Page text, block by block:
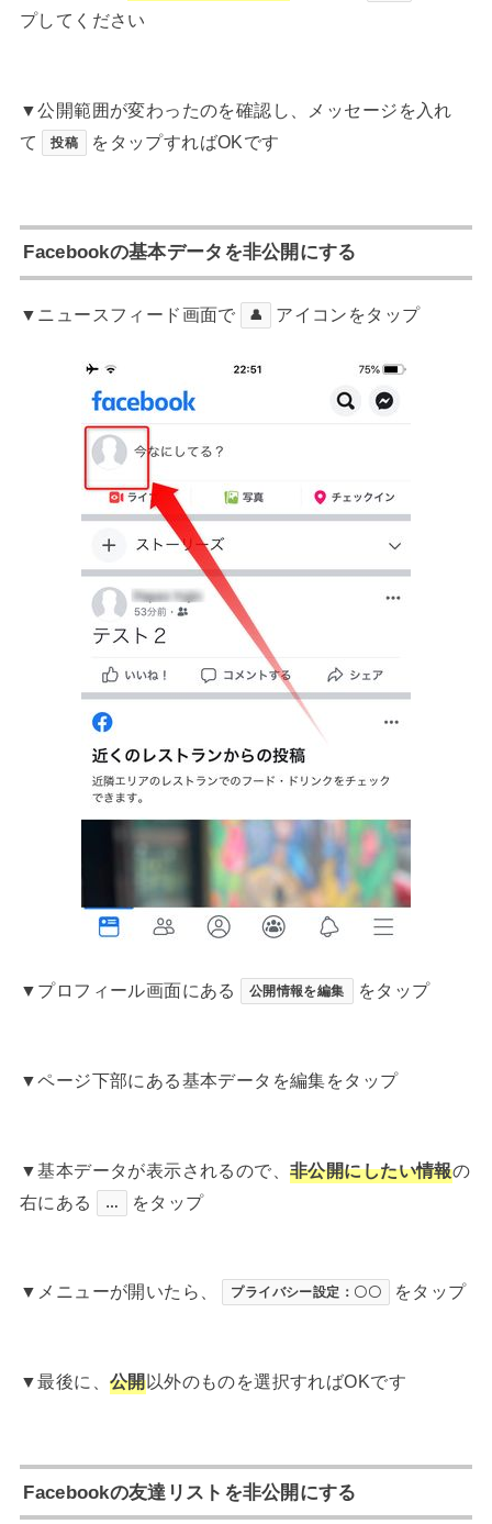
プしてください
▼公開範囲が変わったのを確認し、メッセージを入れ
て
投稿 をタップすればOKです
Facebookの基本データを非公開にする
▼ニュースフィード画面で 👤 アイコンをタップ
▼プロフィール画面にある 公開情報を編集 をタップ
▼ページ下部にある基本データを編集をタップ
▼基本データが表示されるので、非公開にしたい情報の
右にある
… をタップ
▼メニューが開いたら、 プライバシー設定：〇〇 をタップ
▼最後に、 公開以外のものを選択すればOKです
Facebookの友達リストを非公開にする